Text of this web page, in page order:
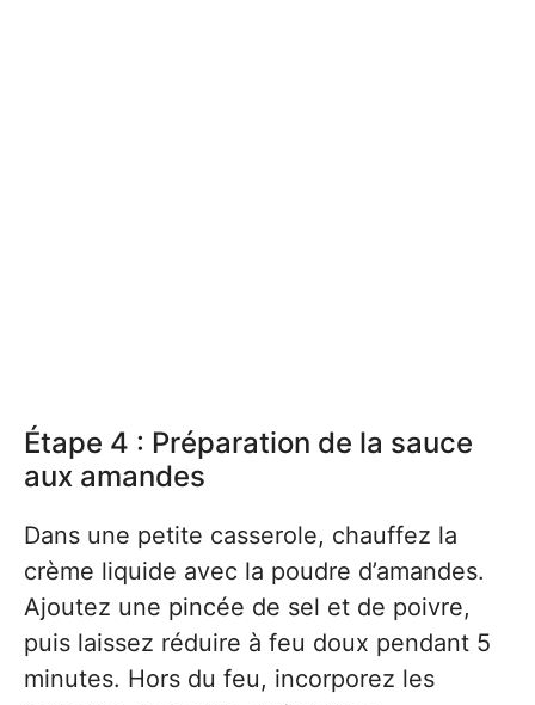
Étape 4 : Préparation de la sauce
aux amandes
Dans une petite casserole, chauffez la
crème liquide avec la poudre d’amandes.
Ajoutez une pincée de sel et de poivre,
puis laissez réduire à feu doux pendant 5
minutes. Hors du feu, incorporez les